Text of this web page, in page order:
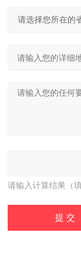
请输入计算结果（